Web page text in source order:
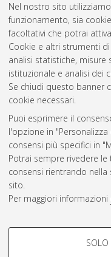
Nel nostro sito
funzionamento, sia
facoltativi che potrai
Cookie e altri strumenti
analisi statistiche, misure
istituzionale e analisi dei
Se chiudi questo banner
cookie necessari.
Puoi esprimere il
l'opzione in
consensi più specifici in
Potrai sempre rivedere
consensi rientrando
sito.
Per maggiori informazioni
COOKIE DI
SOLO
Atom
Rss
2.0
AMS Acta
ISSN:
doi.org/
Servizio